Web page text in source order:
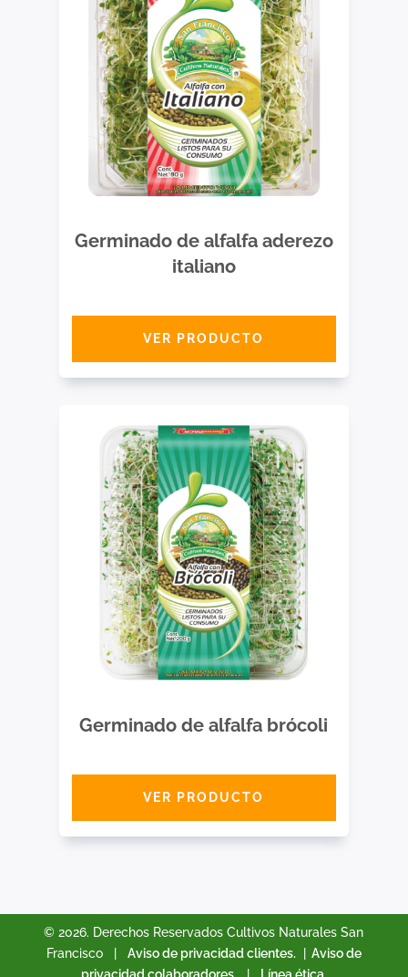
Germinado de alfalfa aderezo
italiano
VER PRODUCTO
Germinado de alfalfa brócoli
VER PRODUCTO
© 2026. Derechos Reservados Cultivos Naturales San
Francisco | Aviso de privacidad clientes.
Aviso de